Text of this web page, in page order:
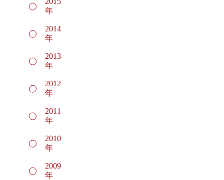
年
2014
年
2013
年
2012
年
2011
年
2010
年
2009
年